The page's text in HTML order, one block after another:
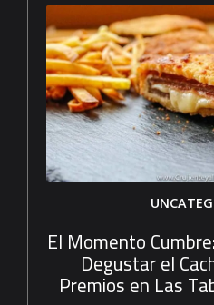
El Momento
Degustar el
Premios en Las